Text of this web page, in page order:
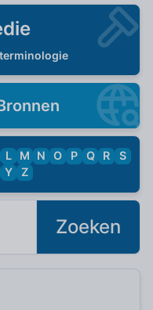
L M N O P Q R
S
Y Z
Zoeken